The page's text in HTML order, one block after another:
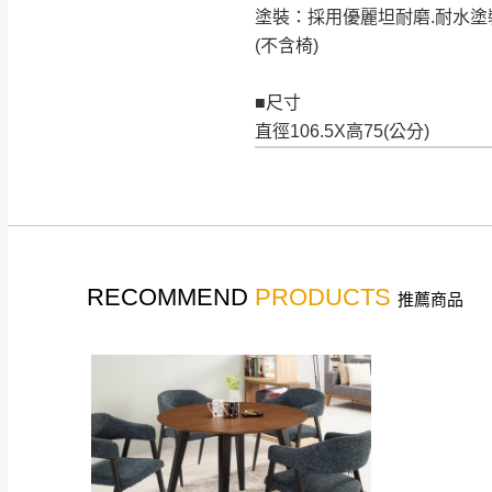
塗裝：採用優麗坦耐磨.耐水塗
(不含椅)
■尺寸
直徑106.5X高75(公分)
RECOMMEND PRODUCTS 推薦商品